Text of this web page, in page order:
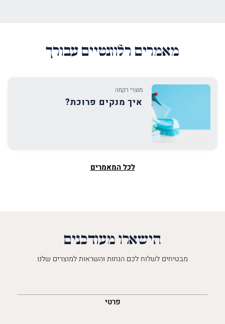
מאמרים רלוונטיים עבורך
מוצרי רקמה
איך מנקים פרוכת?
לכל המאמרים
הישארו מעודכנים
מבטיחים לשלוח לכם הנחות והשראות למוצרים שלנו
פרטי